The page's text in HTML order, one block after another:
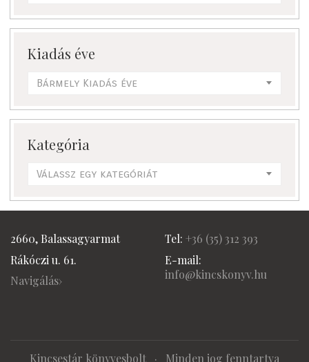
Kiadás éve
Bármely Kiadás éve
Kategória
Válassz egy kategóriát
2660, Balassagyarmat
Rákóczi u. 61.
Navigálás›
Tel: +36 (35) 312 393
E-mail:
info@kincskonyv.hu